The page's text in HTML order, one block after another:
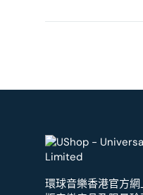
環球音樂香港官方